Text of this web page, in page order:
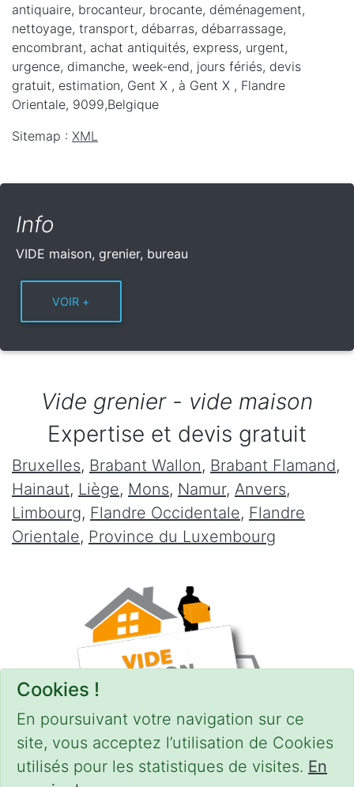
Cookies !
En poursuivant votre navigation sur ce
site, vous acceptez l’utilisation de Cookies
utilisés pour les statistiques de visites. En
antiquaire, brocanteur, brocante, déménagement,
nettoyage, transport, débarras, débarrassage,
encombrant, achat antiquités, express, urgent,
urgence, dimanche, week-end, jours fériés, devis
gratuit, estimation, Gent X , à Gent X , Flandre
Orientale, 9099,Belgique
Sitemap : XML
Info
VIDE maison, grenier, bureau
Vide grenier - vide maison
Expertise et devis gratuit
Bruxelles, Brabant Wallon, Brabant Flamand,
Hainaut, Liège, Mons, Namur, Anvers,
Limbourg, Flandre Occidentale, Flandre
Orientale, Province du Luxembourg